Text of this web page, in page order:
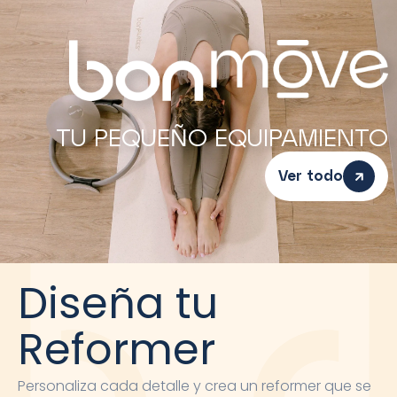
TU PEQUEÑO EQUIPAMIENTO
Ver todo
Diseña tu
Reformer
Personaliza cada detalle y crea un reformer que se